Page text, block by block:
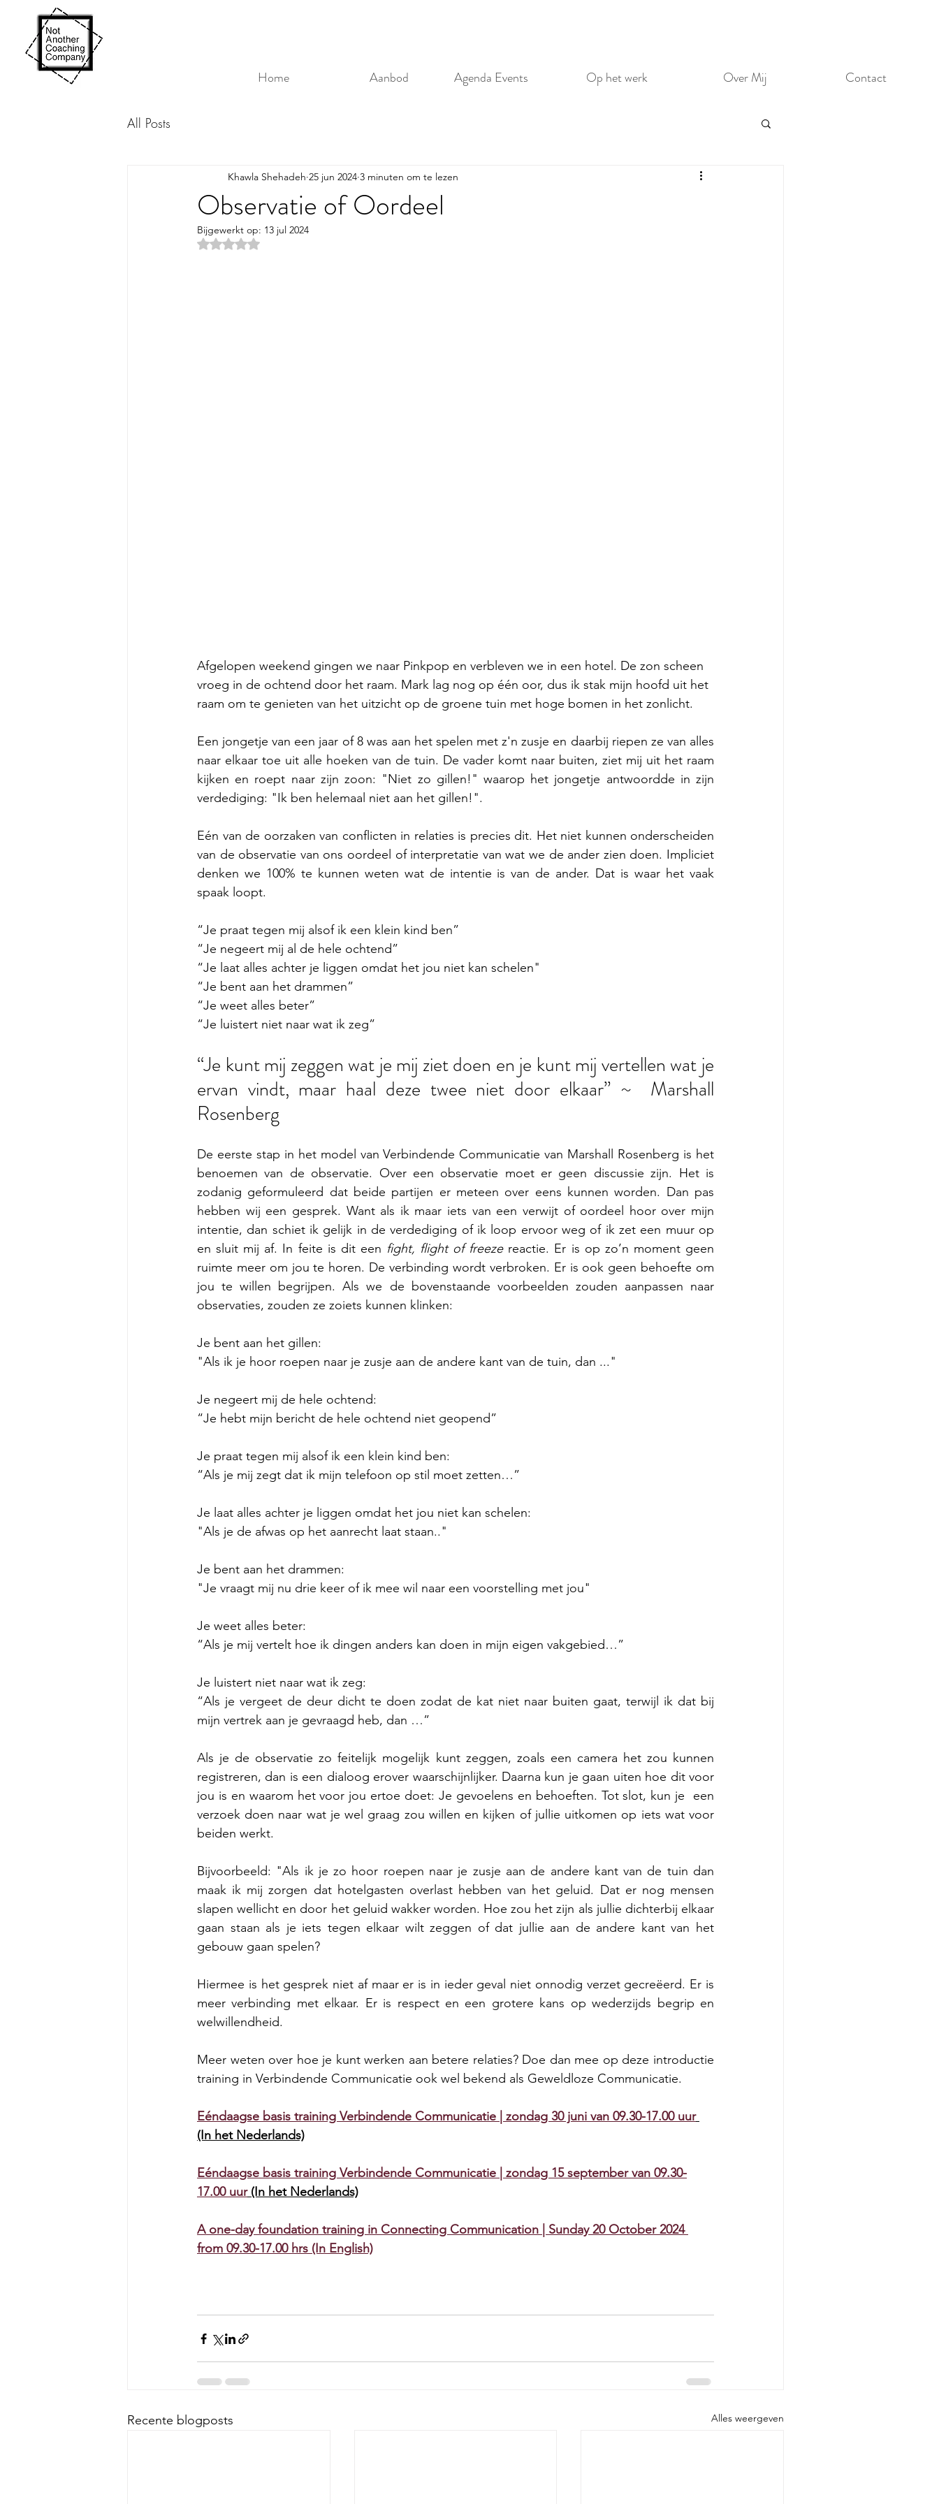
Home Aanbod Agenda Events Op het werk Over Mij Contact
All Posts
Observatie of Oordeel
Khawla Shehadeh 25 jun 2024 3 minuten om te lezen
Bijgewerkt op: 13 jul 2024
Beoordeeld met NaN uit 5 sterren.
Afgelopen weekend gingen we naar Pinkpop en verbleven we in een hotel. De zon scheen
vroeg in de ochtend door het raam. Mark lag nog op één oor, dus ik stak mijn hoofd uit het
raam om te genieten van het uitzicht op de groene tuin met hoge bomen in het zonlicht.
Een jongetje van een jaar of 8 was aan het spelen met z'n zusje en daarbij riepen ze van alles
naar elkaar toe uit alle hoeken van de tuin. De vader komt naar buiten, ziet mij uit het raam
kijken en roept naar zijn zoon: "Niet zo gillen!" waarop het jongetje antwoordde in zijn
verdediging: "Ik ben helemaal niet aan het gillen!".
Eén van de oorzaken van conflicten in relaties is precies dit. Het niet kunnen onderscheiden
van de observatie van ons oordeel of interpretatie van wat we de ander zien doen. Impliciet
denken we 100% te kunnen weten wat de intentie is van de ander. Dat is waar het vaak
spaak loopt.
“Je praat tegen mij alsof ik een klein kind ben”
“Je negeert mij al de hele ochtend”
“Je laat alles achter je liggen omdat het jou niet kan schelen"
“Je bent aan het drammen”
“Je weet alles beter”
“Je luistert niet naar wat ik zeg”
“Je kunt mij zeggen wat je mij ziet doen en je kunt mij vertellen wat je
ervan vindt, maar haal deze twee niet door elkaar” ~  Marshall
Rosenberg
De eerste stap in het model van Verbindende Communicatie van Marshall Rosenberg is het
benoemen van de observatie. Over een observatie moet er geen discussie zijn. Het is
zodanig geformuleerd dat beide partijen er meteen over eens kunnen worden. Dan pas
hebben wij een gesprek. Want als ik maar iets van een verwijt of oordeel hoor over mijn
intentie, dan schiet ik gelijk in de verdediging of ik loop ervoor weg of ik zet een muur op
en sluit mij af. In feite is dit een fight, flight of freeze reactie. Er is op zo’n moment geen
ruimte meer om jou te horen. De verbinding wordt verbroken. Er is ook geen behoefte om
jou te willen begrijpen. Als we de bovenstaande voorbeelden zouden aanpassen naar
observaties, zouden ze zoiets kunnen klinken:
Je bent aan het gillen:
"Als ik je hoor roepen naar je zusje aan de andere kant van de tuin, dan ..."
Je negeert mij de hele ochtend:
“Je hebt mijn bericht de hele ochtend niet geopend”
Je praat tegen mij alsof ik een klein kind ben:
“Als je mij zegt dat ik mijn telefoon op stil moet zetten…”
Je laat alles achter je liggen omdat het jou niet kan schelen:
"Als je de afwas op het aanrecht laat staan.."
Je bent aan het drammen:
"Je vraagt mij nu drie keer of ik mee wil naar een voorstelling met jou"
Je weet alles beter:
“Als je mij vertelt hoe ik dingen anders kan doen in mijn eigen vakgebied…”
Je luistert niet naar wat ik zeg:
“Als je vergeet de deur dicht te doen zodat de kat niet naar buiten gaat, terwijl ik dat bij
mijn vertrek aan je gevraagd heb, dan …”
Als je de observatie zo feitelijk mogelijk kunt zeggen, zoals een camera het zou kunnen
registreren, dan is een dialoog erover waarschijnlijker. Daarna kun je gaan uiten hoe dit voor
jou is en waarom het voor jou ertoe doet: Je gevoelens en behoeften. Tot slot, kun je  een
verzoek doen naar wat je wel graag zou willen en kijken of jullie uitkomen op iets wat voor
beiden werkt.
Bijvoorbeeld: "Als ik je zo hoor roepen naar je zusje aan de andere kant van de tuin dan
maak ik mij zorgen dat hotelgasten overlast hebben van het geluid. Dat er nog mensen
slapen wellicht en door het geluid wakker worden. Hoe zou het zijn als jullie dichterbij elkaar
gaan staan als je iets tegen elkaar wilt zeggen of dat jullie aan de andere kant van het
gebouw gaan spelen?
Hiermee is het gesprek niet af maar er is in ieder geval niet onnodig verzet gecreëerd. Er is
meer verbinding met elkaar. Er is respect en een grotere kans op wederzijds begrip en
welwillendheid.
Meer weten over hoe je kunt werken aan betere relaties? Doe dan mee op deze introductie
training in Verbindende Communicatie ook wel bekend als Geweldloze Communicatie.
Eéndaagse basis training Verbindende Communicatie | zondag 30 juni van 09.30-17.00 uur
(In het Nederlands)
Eéndaagse basis training Verbindende Communicatie | zondag 15 september van 09.30-
17.00 uur (In het Nederlands)
A one-day foundation training in Connecting Communication | Sunday 20 October 2024
from 09.30-17.00 hrs (In English)
Recente blogposts Alles weergeven